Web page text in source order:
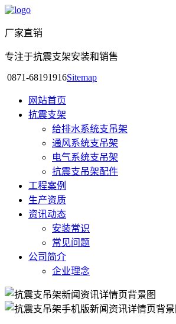
厂家直销
专注于抗震支架安装和销售
0871-68191916Sitemap
网站首页
抗震支架
给排水系统支吊架
通风系统支吊架
电气系统支吊架
抗震支吊架配件
工程案例
生产资质
资讯动态
安装常识
常见问题
公司简介
企业理念